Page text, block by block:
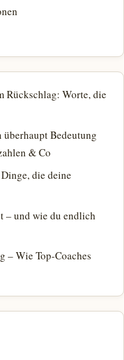
Rückschlag: Worte, die
Bedeutung
& Co
die deine
– und wie du endlich
– Wie Top-Coaches